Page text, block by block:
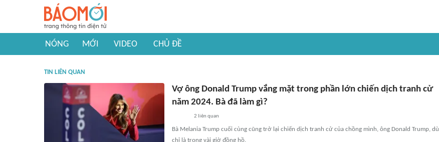
NÓNG MỚI VIDEO CHỦ ĐỀ
TIN LIÊN QUAN
Vợ ông Donald Trump vắng mặt trong phần lớn chiến dịch tranh cử
năm 2024. Bà đã làm gì?
2 liên quan
Bà Melania Trump cuối cùng cũng trở lại chiến dịch tranh cử của chồng mình, ông Donald Trump, dù
chỉ là trong vài giờ đồng hồ.